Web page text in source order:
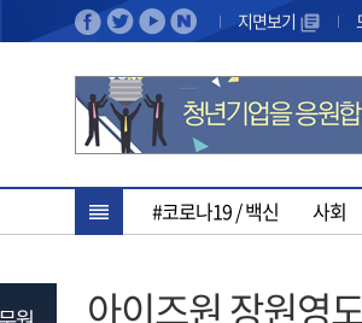
지면보기
#코로나19 / 백신 사회
아이즈원 장원영